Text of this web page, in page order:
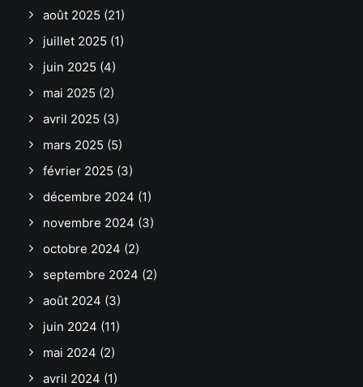
août 2025 (21)
juillet 2025 (1)
juin 2025 (4)
mai 2025 (2)
avril 2025 (3)
mars 2025 (5)
février 2025 (3)
décembre 2024 (1)
novembre 2024 (3)
octobre 2024 (2)
septembre 2024 (2)
août 2024 (3)
juin 2024 (11)
mai 2024 (2)
avril 2024 (1)